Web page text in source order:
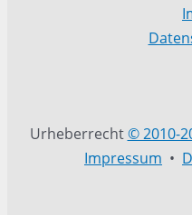
Urheberrecht© 2010-
Impressum •